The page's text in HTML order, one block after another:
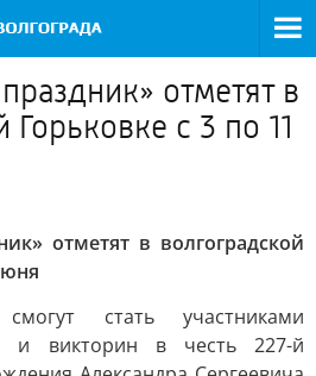
отметят в
Горьковке с 3 по 11
отметят в волгоградской
стать участниками
и викторин в честь 227-й